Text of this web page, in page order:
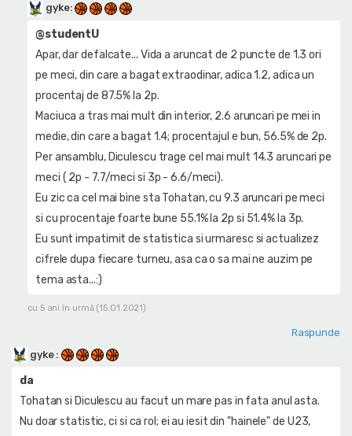
gyke:
@studentU
Apar, dar defalcate... Vida a aruncat de 2 puncte de 1.3 ori
pe meci, din care a bagat extraodinar, adica 1.2, adica un
procentaj de 87.5% la 2p.
Maciuca a tras mai mult din interior, 2.6 aruncari pe mei in
medie, din care a bagat 1.4; procentajul e bun, 56.5% de 2p.
Per ansamblu, Diculescu trage cel mai mult 14.3 aruncari pe
meci ( 2p - 7.7/meci si 3p - 6.6/meci).
Eu zic ca cel mai bine sta Tohatan, cu 9.3 aruncari pe meci
si cu procentaje foarte bune 55.1% la 2p si 51.4% la 3p.
Eu sunt impatimit de statistica si urmaresc si actualizez
cifrele dupa fiecare turneu, asa ca o sa mai ne auzim pe
tema asta...:)
cu 5 ani în urmă (15.01.2021)
Raspunde
gyke :
da
Tohatan si Diculescu au facut un mare pas in fata anul asta.
Nu doar statistic, ci si ca rol; ei au iesit din "hainele" de U23,